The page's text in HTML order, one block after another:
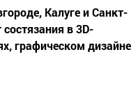
Калуге и Санкт-
в 3D-
графическом дизайне